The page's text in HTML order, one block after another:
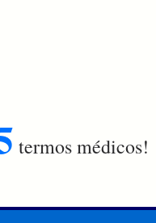
termos médicos!